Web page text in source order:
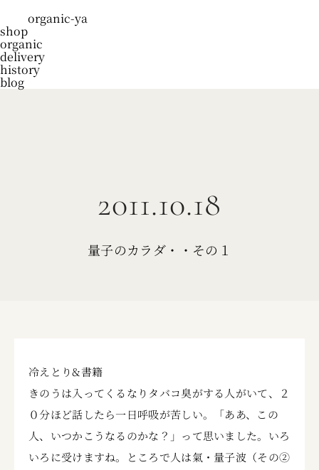
organic-ya
shop
organic
delivery
history
blog
2011.10.18
量子のカラダ・・その１
冷えとり&書籍
きのうは入ってくるなりタバコ臭がする人がいて、２
０分ほど話したら一日呼吸が苦しい。「ああ、この
人、いつかこうなるのかな？」って思いました。いろ
いろに受けますね。ところで人は氣・量子波（その②